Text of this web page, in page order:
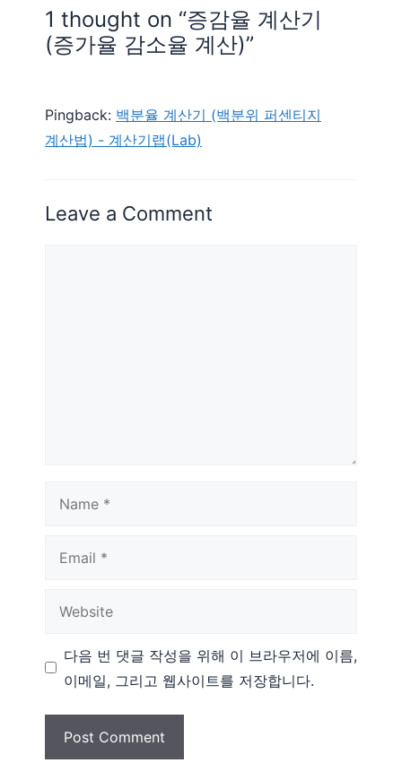
1 thought on “증감율 계산기
(증가율 감소율 계산)”
Pingback: 백분율 계산기 (백분위 퍼센티지
계산법) - 계산기랩(Lab)
Leave a Comment
다음 번 댓글 작성을 위해 이 브라우저에 이름,
이메일, 그리고 웹사이트를 저장합니다.